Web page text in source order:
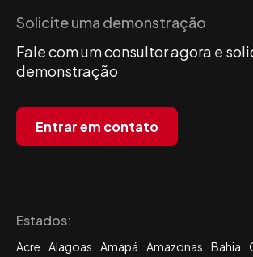
Solicite uma demonstração
Fale com um consultor agora e
demonstração
Entrar em contato
Estados:
Acre Alagoas Amapá Amazonas Bahia